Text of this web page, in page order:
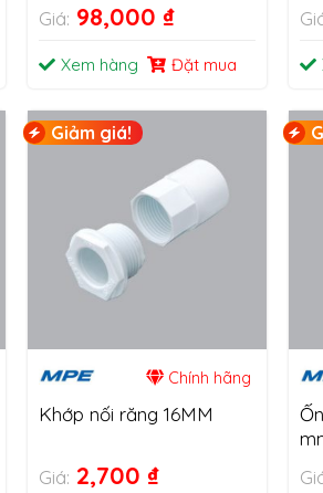
Giá: 98,000 ₫
Xem hàng Đặt mua
Giảm giá!
Chính hãng
Khớp nối răng 16MM
Giá: 2,700 ₫